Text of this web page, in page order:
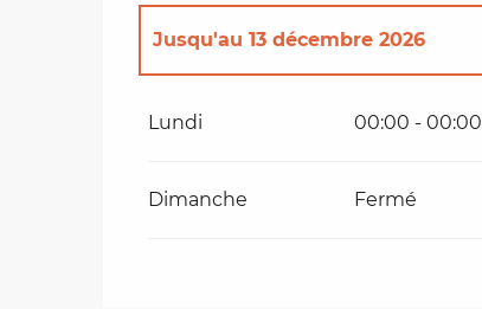
1 janvier 2026
Jusqu'au 13 décembre 2026
Lundi 00:00 - 00:00
Dimanche Fermé